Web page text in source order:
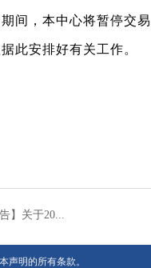
间，本中心将暂停交
此安排好有关工作。
】关于20...
声明的所有条款。